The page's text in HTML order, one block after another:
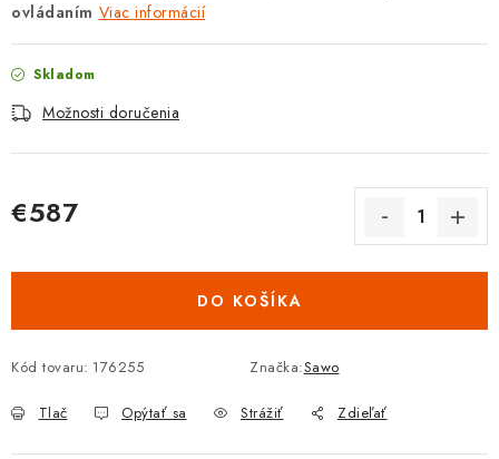
ovládaním Viac informácií
Skladom
Možnosti doručenia
€587
DO KOŠÍKA
Kód tovaru: 176255 Značka:Sawo
Tlač Opýtať sa Strážiť Zdieľať